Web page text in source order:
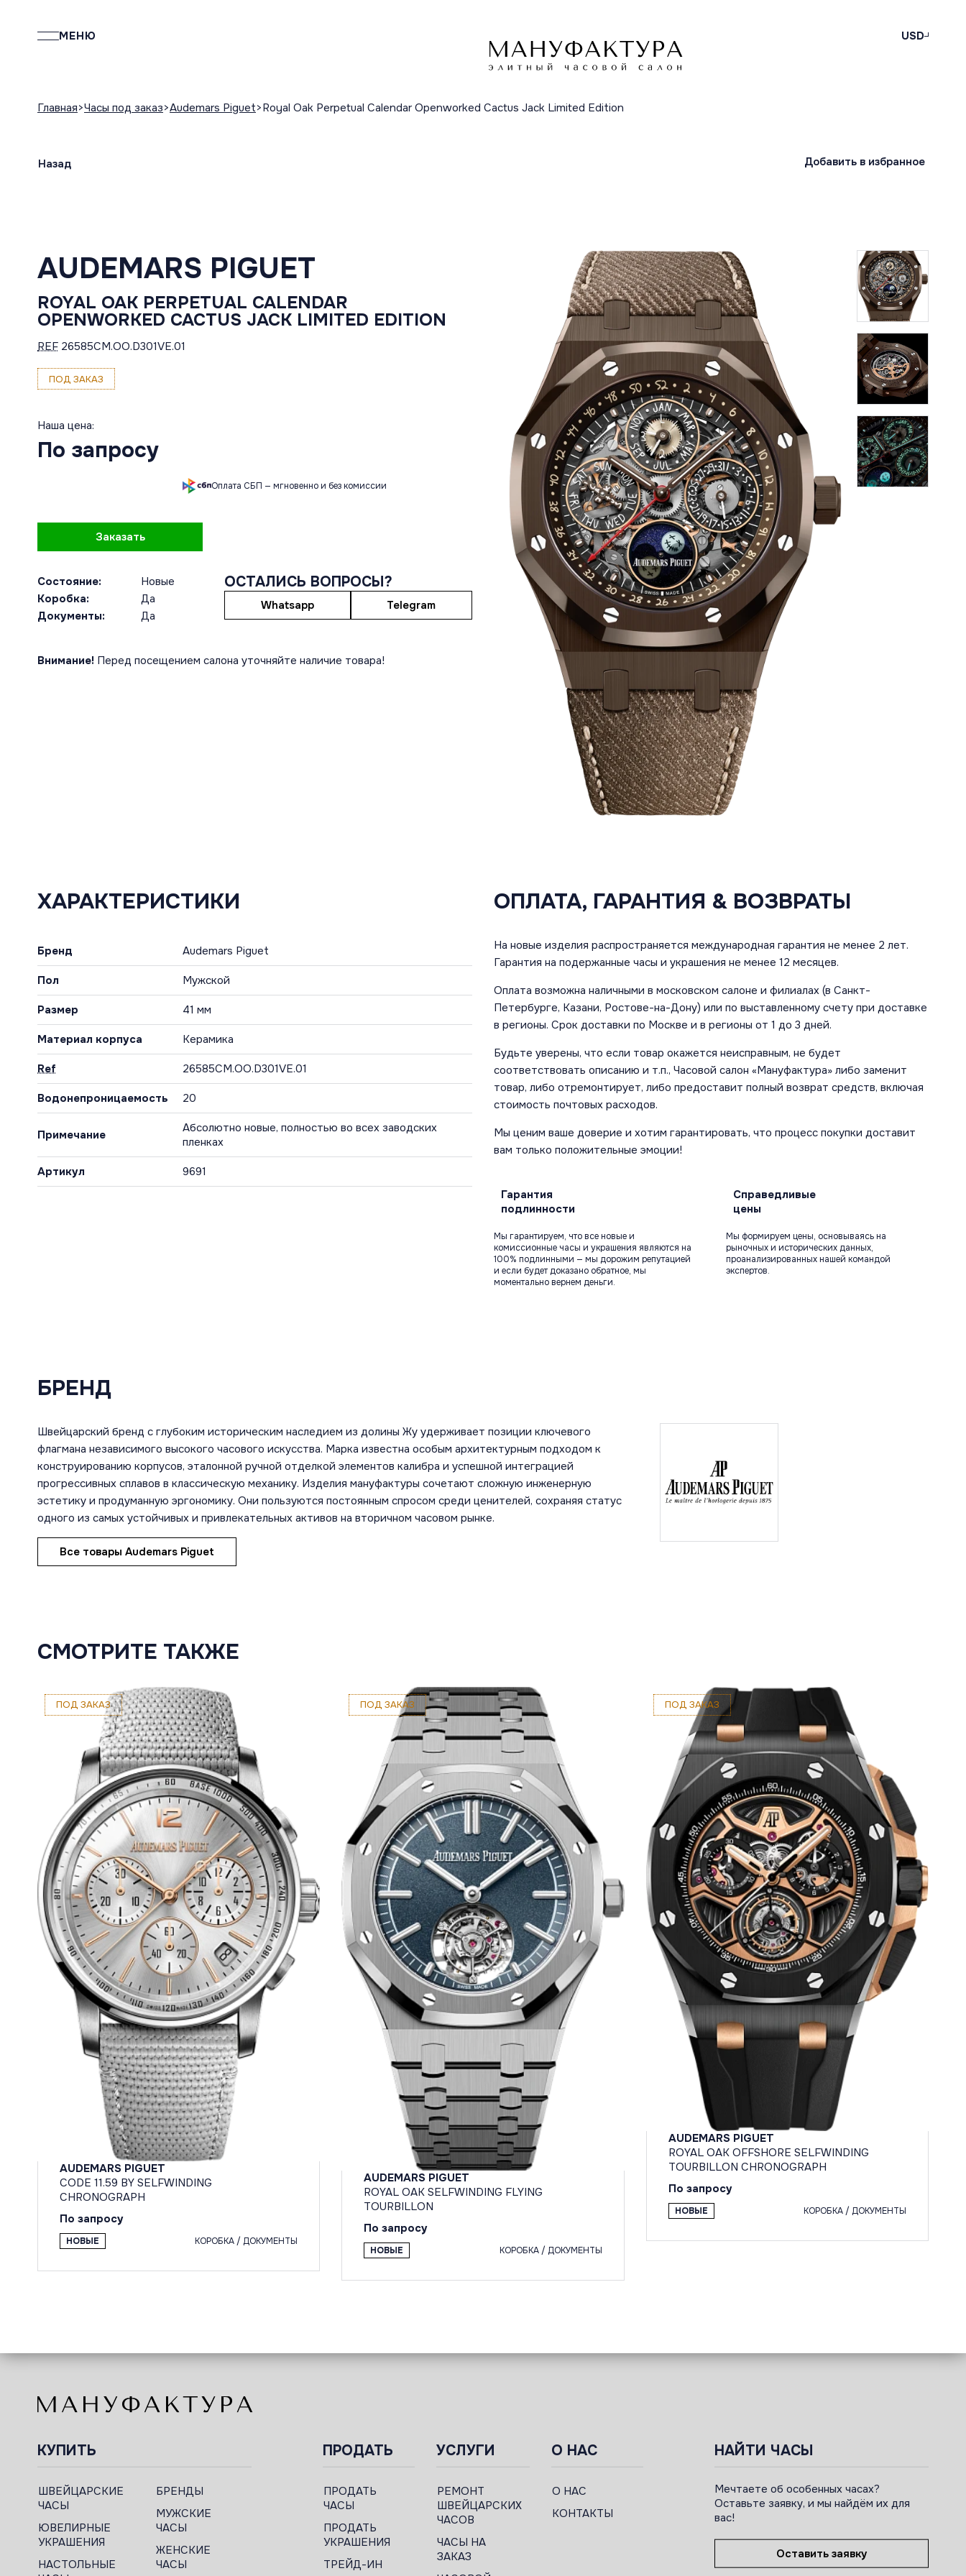
МЕНЮ USD
Главная Часы под заказ Audemars Piguet Royal Oak Perpetual Calendar Openworked Cactus Jack Limited Edition
Назад Добавить в избранное
AUDEMARS PIGUET
ROYAL OAK PERPETUAL CALENDAR
OPENWORKED CACTUS JACK LIMITED EDITION
REF 26585CM.OO.D301VE.01
ПОД ЗАКАЗ
Наша цена:
По запросу
Оплата СБП — мгновенно и без комиссии
Заказать
Состояние:
Новые
Коробка:
Да
Документы:
Да
ОСТАЛИСЬ ВОПРОСЫ?
Whatsapp Telegram
Внимание! Перед посещением салона уточняйте наличие товара!
ХАРАКТЕРИСТИКИ
Бренд Audemars Piguet
Пол Мужской
Размер 41 мм
Материал корпуса Керамика
Ref 26585CM.OO.D301VE.01
Водонепроницаемость 20
Примечание
Абсолютно новые, полностью во всех заводских
пленках
Артикул 9691
ОПЛАТА, ГАРАНТИЯ & ВОЗВРАТЫ
На новые изделия распространяется международная гарантия не менее 2 лет.
Гарантия на подержанные часы и украшения не менее 12 месяцев.
Оплата возможна наличными в московском салоне и филиалах (в Санкт-
Петербурге, Казани, Ростове-на-Дону) или по выставленному счету при доставке
в регионы. Срок доставки по Москве и в регионы от 1 до 3 дней.
Будьте уверены, что если товар окажется неисправным, не будет
соответствовать описанию и т.п., Часовой салон «Мануфактура» либо заменит
товар, либо отремонтирует, либо предоставит полный возврат средств, включая
стоимость почтовых расходов.
Мы ценим ваше доверие и хотим гарантировать, что процесс покупки доставит
вам только положительные эмоции!
Гарантия
подлинности
Мы гарантируем, что все новые и
комиссионные часы и украшения являются на
100% подлинными — мы дорожим репутацией
и если будет доказано обратное, мы
моментально вернем деньги.
Справедливые
цены
Мы формируем цены, основываясь на
рыночных и исторических данных,
проанализированных нашей командой
экспертов.
БРЕНД
Швейцарский бренд с глубоким историческим наследием из долины Жу удерживает позиции ключевого
флагмана независимого высокого часового искусства. Марка известна особым архитектурным подходом к
конструированию корпусов, эталонной ручной отделкой элементов калибра и успешной интеграцией
прогрессивных сплавов в классическую механику. Изделия мануфактуры сочетают сложную инженерную
эстетику и продуманную эргономику. Они пользуются постоянным спросом среди ценителей, сохраняя статус
одного из самых устойчивых и привлекательных активов на вторичном часовом рынке.
Все товары Audemars Piguet
СМОТРИТЕ ТАКЖЕ
ПОД ЗАКАЗ
AUDEMARS PIGUET
CODE 11.59 BY SELFWINDING
CHRONOGRAPH
По запросу
НОВЫЕ КОРОБКА / ДОКУМЕНТЫ
ПОД ЗАКАЗ
AUDEMARS PIGUET
ROYAL OAK SELFWINDING FLYING
TOURBILLON
По запросу
НОВЫЕ КОРОБКА / ДОКУМЕНТЫ
ПОД ЗАКАЗ
AUDEMARS PIGUET
ROYAL OAK OFFSHORE SELFWINDING
TOURBILLON CHRONOGRAPH
По запросу
НОВЫЕ КОРОБКА / ДОКУМЕНТЫ
КУПИТЬ
ШВЕЙЦАРСКИЕ
ЧАСЫ
ЮВЕЛИРНЫЕ
УКРАШЕНИЯ
НАСТОЛЬНЫЕ
БРЕНДЫ
МУЖСКИЕ
ЧАСЫ
ЖЕНСКИЕ
ЧАСЫ
ПРОДАТЬ
ПРОДАТЬ
ЧАСЫ
ПРОДАТЬ
УКРАШЕНИЯ
ТРЕЙД-ИН
УСЛУГИ
РЕМОНТ
ШВЕЙЦАРСКИХ
ЧАСОВ
ЧАСЫ НА
ЗАКАЗ
О НАС
О НАС
КОНТАКТЫ
НАЙТИ ЧАСЫ
Мечтаете об особенных часах?
Оставьте заявку, и мы найдём их для
вас!
Оставить заявку